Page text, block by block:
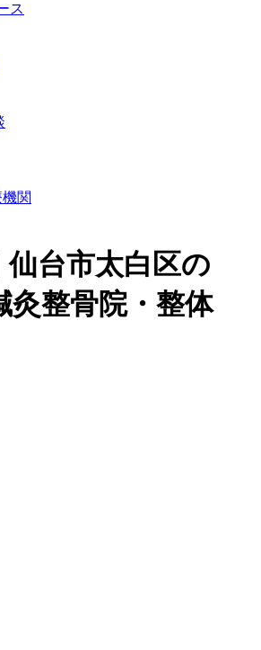
ス
関
仙台市太白区の
灸整骨院・整体